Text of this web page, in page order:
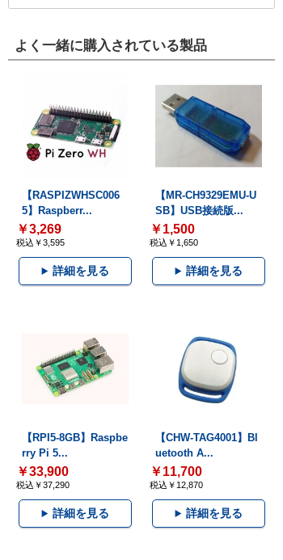
よく一緒に購入されている製品
【RASPIZWHSC006
5】Raspberr...
￥3,269
税込￥3,595
詳細を見る
【MR-CH9329EMU-U
SB】USB接続版...
￥1,500
税込￥1,650
詳細を見る
【RPI5-8GB】Raspbe
rry Pi 5...
￥33,900
税込￥37,290
詳細を見る
【CHW-TAG4001】Bl
uetooth A...
￥11,700
税込￥12,870
詳細を見る